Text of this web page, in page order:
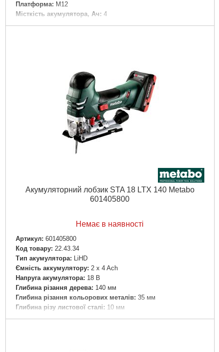
Платформа: M12
Місткість акумулятора, Ач: 4
Тип акумулятора: Li-Ion
Докладніше...
Акумуляторний лобзик STA 18 LTX 140 Metabo
601405800
Немає в наявності
Артикул: 601405800
Код товару: 22.43.34
Тип акумулятора:
LiHD
Ємність аккумулятору: 2 x 4 Ach
Напруга акумулятора: 18 В
Глибина різання дерева: 140 мм
Глибина різання кольорових металів: 35 мм
Глибина різу листової сталі: 10 мм
Нахил діапазону від/до: - 45 / + 45 °